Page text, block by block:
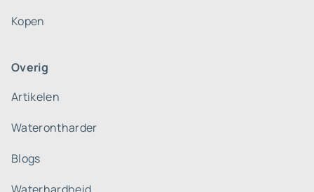
Kopen
Overig
Artikelen
Waterontharder
Blogs